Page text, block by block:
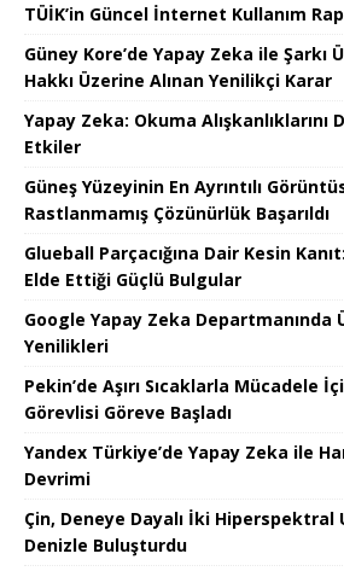
TÜİK’in Güncel İnternet Kullanım
Güney Kore’de Yapay Zeka ile
Hakkı Üzerine Alınan Yenilikçi Karar
Yapay Zeka: Okuma
Etkiler
Güneş Yüzeyinin En Ayrıntılı
Rastlanmamış Çözünürlük Başarıldı
Glueball Parçacığına Dair Kesin
Elde Ettiği Güçlü Bulgular
Google Yapay Zeka Departmanında
Yenilikleri
Pekin’de Aşırı Sıcaklarla Mücadele
Görevlisi Göreve Başladı
Yandex Türkiye’de Yapay Zeka ile
Devrimi
Çin, Deneye Dayalı İki Hiperspektral
Denizle Buluşturdu